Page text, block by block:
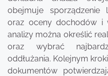
obejmuje sporządzenie
oraz oceny dochodów i
analizy można określić
oraz wybrać
oddłużania. Kolejnym
dokumentów